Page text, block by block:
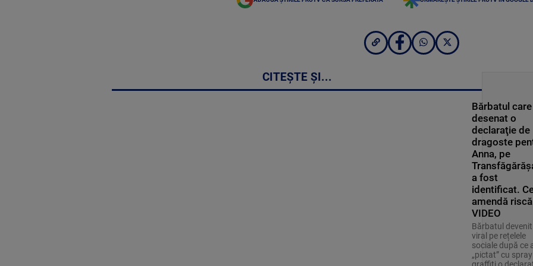
CITEȘTE ȘI...
Bărbatul care
desenat o
declaraţie de
dragoste
Anna, pe
a fost
identificat.
amendă
VIDEO
Bărbatul devenit
viral pe rețelele
sociale după ce
„pictat” cu spray